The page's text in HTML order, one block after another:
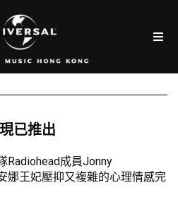
已推出
Radiohead成員Jonny
娜王妃壓抑又複雜的心理情感完